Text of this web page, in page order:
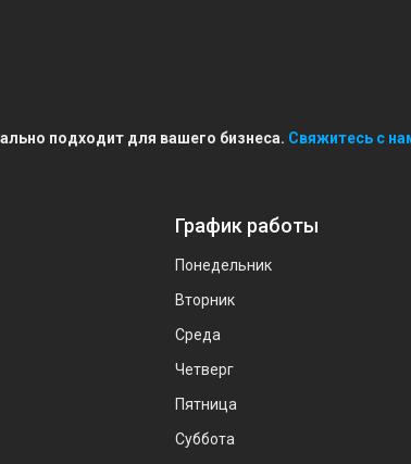
подходит для вашего бизнеса. Свяжитесь с
График работы
Понедельник
Вторник
Среда
Четверг
Пятница
Суббота